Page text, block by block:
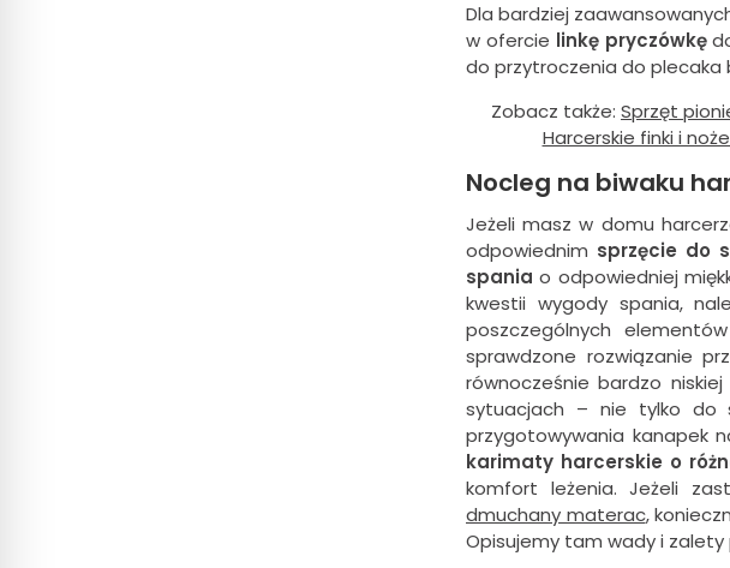
Dla bardziej
w ofercie linkę pryczówkę
do przytroczenia do plecaka
Zobacz także: Sprzęt
Harcerskie finki i
Nocleg na biwaku
Jeżeli masz w domu
odpowiednim sprzęcie do
spania o odpowiedniej
kwestii wygody spania,
poszczególnych
sprawdzone rozwiązanie
równocześnie bardzo
sytuacjach – nie tylko do
przygotowywania kanapek
karimaty harcerskie o
komfort leżenia. Jeżeli
dmuchany materac,
Opisujemy tam wady i